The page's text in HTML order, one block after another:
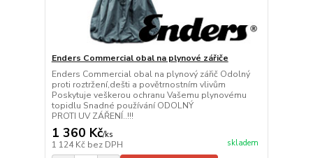
Enders Commercial obal na plynové zářiče
Enders Commercial obal na plynový zářič Odolný
proti roztržení,dešti a povětrnostním vlivům
Poskytuje veškerou ochranu Vašemu plynovému
topidlu Snadné používání ODOLNÝ
PROTI UV ZÁŘENÍ..!!!
1 360 Kč/ks
1 124 Kč bez DPH skladem